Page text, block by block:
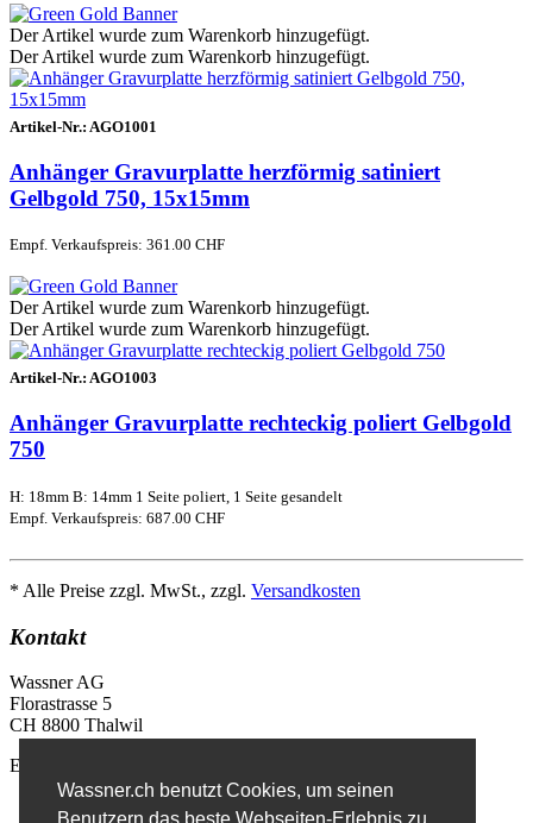
Wassner.ch benutzt Cookies, um seinen
Der Artikel wurde zum Warenkorb hinzugefügt.
Der Artikel wurde zum Warenkorb hinzugefügt.
Artikel-Nr.: AGO1001
Anhänger Gravurplatte herzförmig satiniert
Gelbgold 750, 15x15mm
Empf. Verkaufspreis: 361.00 CHF
Der Artikel wurde zum Warenkorb hinzugefügt.
Der Artikel wurde zum Warenkorb hinzugefügt.
Artikel-Nr.: AGO1003
Anhänger Gravurplatte rechteckig poliert Gelbgold
750
H: 18mm B: 14mm 1 Seite poliert, 1 Seite gesandelt
Empf. Verkaufspreis: 687.00 CHF
* Alle Preise zzgl. MwSt., zzgl. Versandkosten
Kontakt
Wassner AG
Florastrasse 5
CH 8800 Thalwil
E-Mail
Kontaktformular